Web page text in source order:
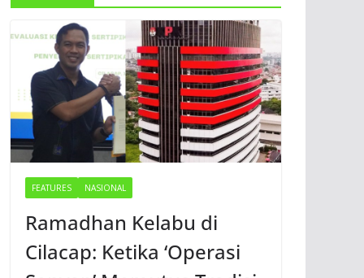
FEATURES NASIONAL
Ramadhan Kelabu di
Cilacap: Ketika ‘Operasi